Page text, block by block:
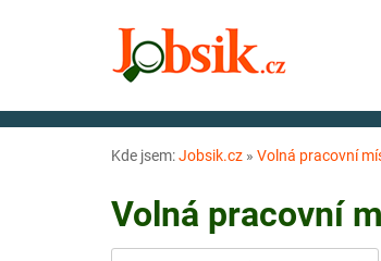
Kde jsem:Jobsik.cz » Volná pracovní
Volná pracovní